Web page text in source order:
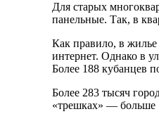
Для старых
панельные. Так, в
Как правило, в жилье
интернет. Однако в
Более 188 кубанцев
Более 283 тысяч
«трешках» — больше